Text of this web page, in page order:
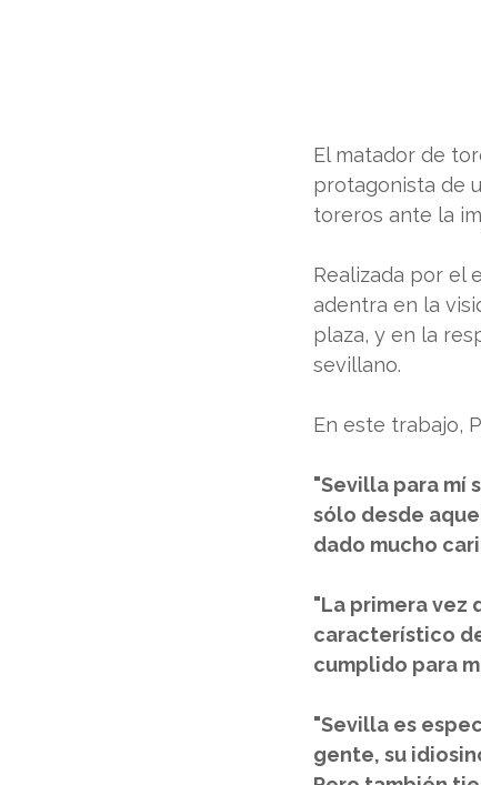
El matador de
protagonista de
toreros ante la
Realizada por el
adentra en la
plaza, y en la
sevillano.
En este trabajo,
"Sevilla para mí
sólo desde
dado mucho
"La primera vez
característico
cumplido para
"Sevilla es
gente, su